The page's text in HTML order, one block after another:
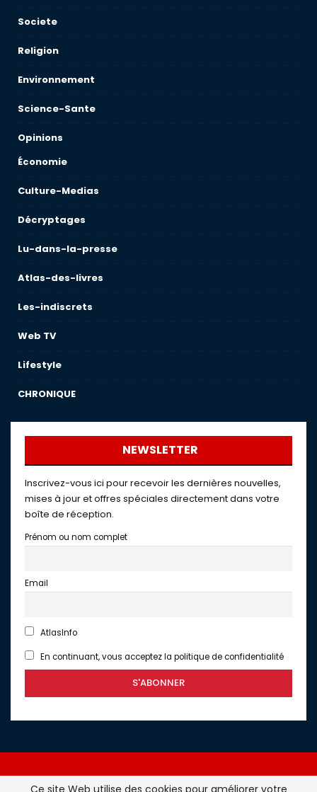
Societe
Religion
Environnement
Science-Sante
Opinions
Économie
Culture-Medias
Décryptages
Lu-dans-la-presse
Atlas-des-livres
Les-indiscrets
Web TV
Lifestyle
CHRONIQUE
NEWSLETTER
Inscrivez-vous ici pour recevoir les dernières nouvelles,
mises à jour et offres spéciales directement dans votre
boîte de réception.
Prénom ou nom complet
Email
AtlasInfo
En continuant, vous acceptez la politique de confidentialité
Ce site Web utilise des cookies pour améliorer votre